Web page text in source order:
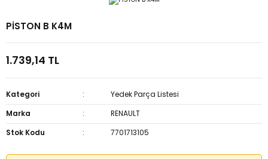
PİSTON B K4M
1.739,14 TL
Kategori
Yedek Parça Listesi
Marka
RENAULT
Stok Kodu
7701713105